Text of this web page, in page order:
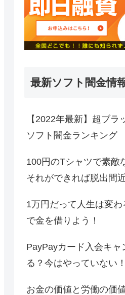
最新ソフト闇金情
【2022年最新】超ブラ
ソフト闇金ランキング
100円のTシャツで素敵
それができれば脱出間近
1万円だって人生は変
で金を借りよう！
PayPayカード入会キャ
る？今はやっていない
お金の価値と労働の価